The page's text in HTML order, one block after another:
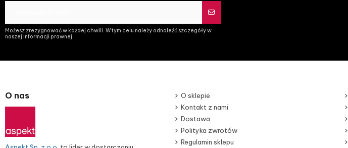
Możesz zrezygnować w każdej chwili. W tym celu należy odnaleźć szczegóły w
naszej informacji prawnej.
O nas
O sklepie
Kontakt z nami
Dostawa
Polityka zwrotów
Regulamin sklepu